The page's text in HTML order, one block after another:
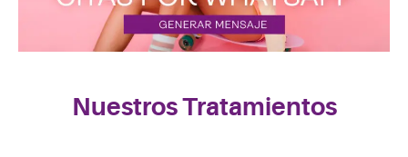
Nuestros Tratamientos